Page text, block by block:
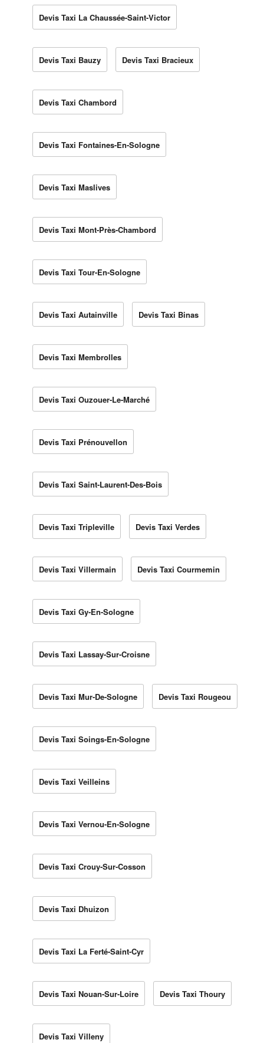
Devis Taxi La Chaussée-Saint-Victor
Devis Taxi Bauzy Devis Taxi Bracieux
Devis Taxi Chambord
Devis Taxi Fontaines-En-Sologne
Devis Taxi Maslives
Devis Taxi Mont-Près-Chambord
Devis Taxi Tour-En-Sologne
Devis Taxi Autainville Devis Taxi Binas
Devis Taxi Membrolles
Devis Taxi Ouzouer-Le-Marché
Devis Taxi Prénouvellon
Devis Taxi Saint-Laurent-Des-Bois
Devis Taxi Tripleville Devis Taxi Verdes
Devis Taxi Villermain Devis Taxi Courmemin
Devis Taxi Gy-En-Sologne
Devis Taxi Lassay-Sur-Croisne
Devis Taxi Mur-De-Sologne Devis Taxi Rougeou
Devis Taxi Soings-En-Sologne
Devis Taxi Veilleins
Devis Taxi Vernou-En-Sologne
Devis Taxi Crouy-Sur-Cosson
Devis Taxi Dhuizon
Devis Taxi La Ferté-Saint-Cyr
Devis Taxi Nouan-Sur-Loire Devis Taxi Thoury
Devis Taxi Villeny